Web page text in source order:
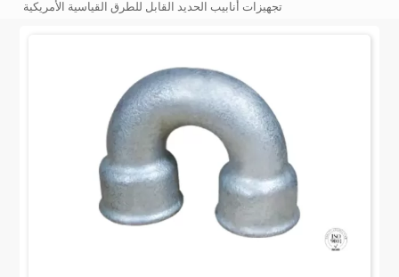
تجهيزات أنابيب الحديد القابل للطرق القياسية الأمريكية